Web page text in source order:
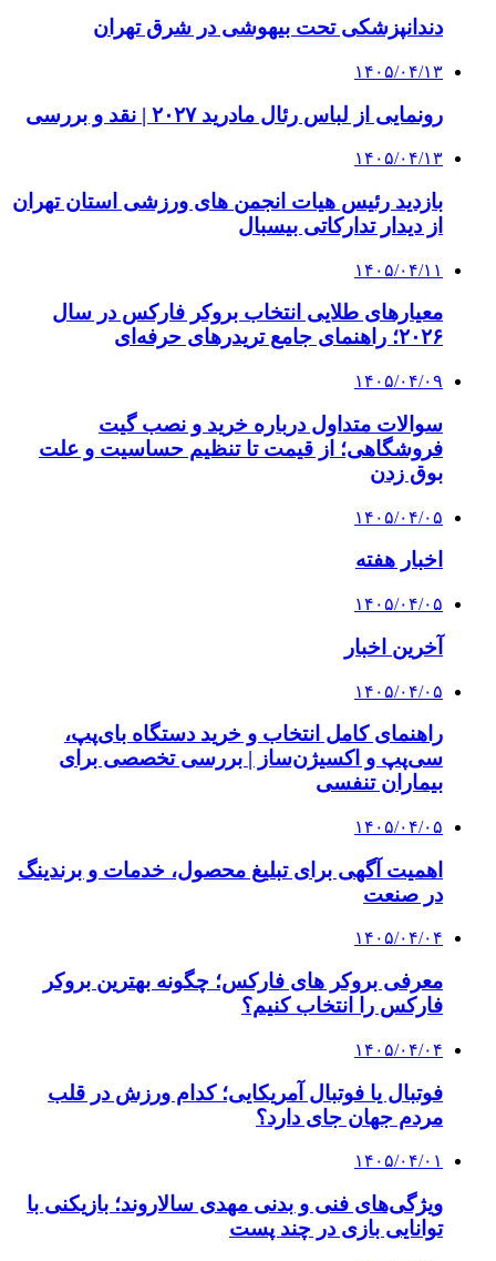
دندانپزشکی تحت بیهوشی در شرق تهران
۱۴۰۵/۰۴/۱۳
رونمایی از لباس رئال مادرید ۲۰۲۷ | نقد و بررسی
۱۴۰۵/۰۴/۱۳
بازدید رئیس هیات انجمن های ورزشی استان تهران
از دیدار تدارکاتی بیسبال
۱۴۰۵/۰۴/۱۱
معیارهای طلایی انتخاب بروکر فارکس در سال
۲۰۲۶؛ راهنمای جامع تریدرهای حرفه‌ای
۱۴۰۵/۰۴/۰۹
سوالات متداول درباره خرید و نصب گیت
فروشگاهی؛ از قیمت تا تنظیم حساسیت و علت
بوق زدن
۱۴۰۵/۰۴/۰۵
اخبار هفته
۱۴۰۵/۰۴/۰۵
آخرین اخبار
۱۴۰۵/۰۴/۰۵
راهنمای کامل انتخاب و خرید دستگاه بای‌پپ،
سی‌پپ و اکسیژن‌ساز | بررسی تخصصی برای
بیماران تنفسی
۱۴۰۵/۰۴/۰۵
اهمیت آگهی برای تبلیغ محصول، خدمات و برندینگ
در صنعت
۱۴۰۵/۰۴/۰۴
معرفی بروکر های فارکس؛ چگونه بهترین بروکر
فارکس را انتخاب کنیم؟
۱۴۰۵/۰۴/۰۴
فوتبال یا فوتبال آمریکایی؛ کدام ورزش در قلب
مردم جهان جای دارد؟
۱۴۰۵/۰۴/۰۱
ویژگی‌های فنی و بدنی مهدی سالاروند؛ بازیکنی با
توانایی بازی در چند پست